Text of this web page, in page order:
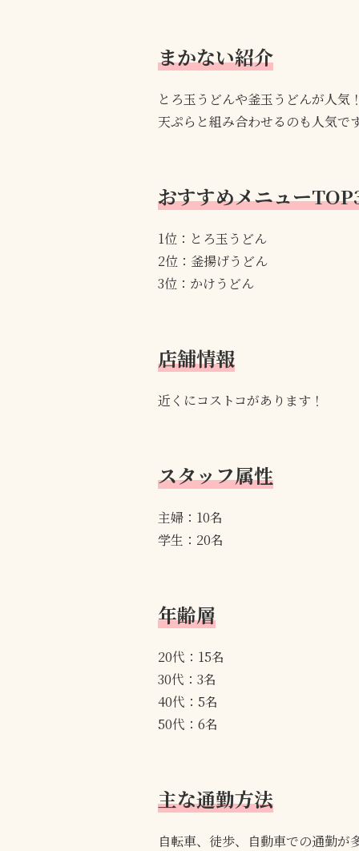
まかない紹介
とろ玉うどんや釜玉うどんが人気！
天ぷらと組み合わせるのも人気で
おすすめメニュー
1位：とろ玉うどん
2位：釜揚げうどん
3位：かけうどん
店舗情報
近くにコストコがあります！
スタッフ属性
主婦：10名
学生：20名
年齢層
20代：15名
30代：3名
40代：5名
50代：6名
主な通勤方法
自転車、徒歩、自動車での通勤が